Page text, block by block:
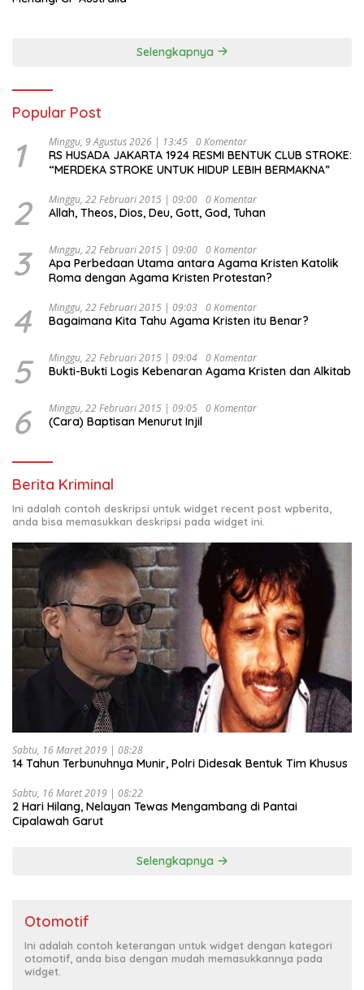
Selengkapnya
Popular Post
1 Minggu, 9 Agustus 2026 | 13:45 0 Komentar
RS HUSADA JAKARTA 1924 RESMI BENTUK CLUB STROKE:
“MERDEKA STROKE UNTUK HIDUP LEBIH BERMAKNA”
2 Minggu, 22 Februari 2015 | 09:00 0 Komentar
Allah, Theos, Dios, Deu, Gott, God, Tuhan
3 Minggu, 22 Februari 2015 | 09:00 0 Komentar
Apa Perbedaan Utama antara Agama Kristen Katolik
Roma dengan Agama Kristen Protestan?
4 Minggu, 22 Februari 2015 | 09:03 0 Komentar
Bagaimana Kita Tahu Agama Kristen itu Benar?
5 Minggu, 22 Februari 2015 | 09:04 0 Komentar
Bukti-Bukti Logis Kebenaran Agama Kristen dan Alkitab
6 Minggu, 22 Februari 2015 | 09:05 0 Komentar
(Cara) Baptisan Menurut Injil
Berita Kriminal
Ini adalah contoh deskripsi untuk widget recent post wpberita,
anda bisa memasukkan deskripsi pada widget ini.
Sabtu, 16 Maret 2019 | 08:28
14 Tahun Terbunuhnya Munir, Polri Didesak Bentuk Tim Khusus
Sabtu, 16 Maret 2019 | 08:22
2 Hari Hilang, Nelayan Tewas Mengambang di Pantai
Cipalawah Garut
Selengkapnya
Otomotif
Ini adalah contoh keterangan untuk widget dengan kategori
otomotif, anda bisa dengan mudah memasukkannya pada
widget.